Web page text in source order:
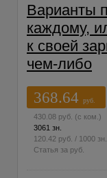
Варианты
каждому,
к своей
чем-либо
368.64
руб.
430.08 руб. (с ком.)
3061 зн.
120.42 руб. / 1000 зн.
Статья за руб.